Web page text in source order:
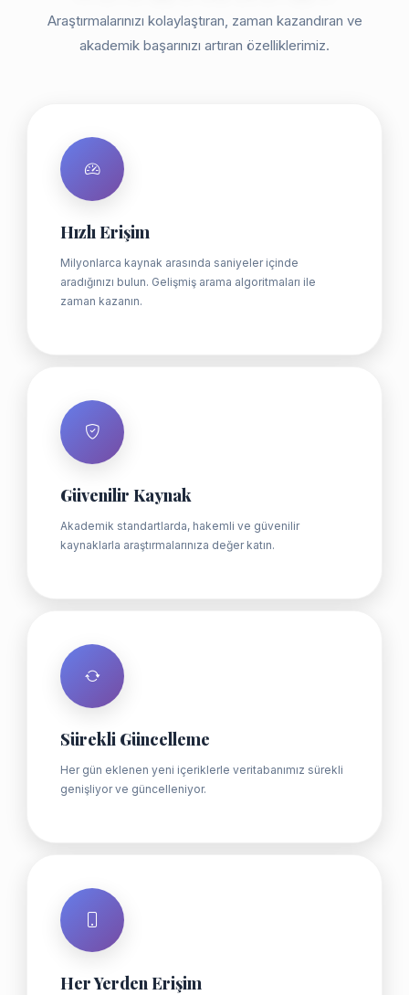
Araştırmalarınızı kolaylaştıran, zaman kazandıran ve
akademik başarınızı artıran özelliklerimiz.
Hızlı Erişim
Milyonlarca kaynak arasında saniyeler içinde
aradığınızı bulun. Gelişmiş arama algoritmaları ile
zaman kazanın.
Güvenilir Kaynak
Akademik standartlarda, hakemli ve güvenilir
kaynaklarla araştırmalarınıza değer katın.
Sürekli Güncelleme
Her gün eklenen yeni içeriklerle veritabanımız sürekli
genişliyor ve güncelleniyor.
Her Yerden Erişim